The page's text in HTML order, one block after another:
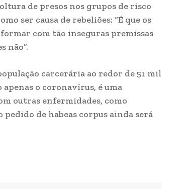
de presos nos grupos de risco
ser causa de rebeliões: “É que os
com tão inseguras premissas
não”.
carcerária ao redor de 51 mil
apenas o coronavírus, é uma
outras enfermidades, como
de habeas corpus ainda será